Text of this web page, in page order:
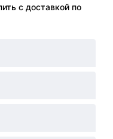
с доставкой по